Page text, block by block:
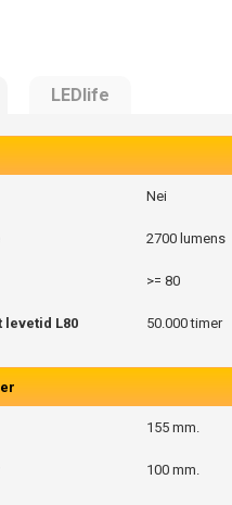
LEDlife
Nei
2700 lumens
>= 80
levetid L80 50.000 timer
155 mm.
100 mm.